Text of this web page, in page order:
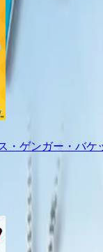
・ゲンガー・バケ